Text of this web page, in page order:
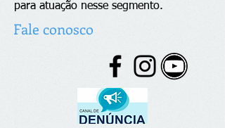
para atuação nesse segmento.
Fale conosco